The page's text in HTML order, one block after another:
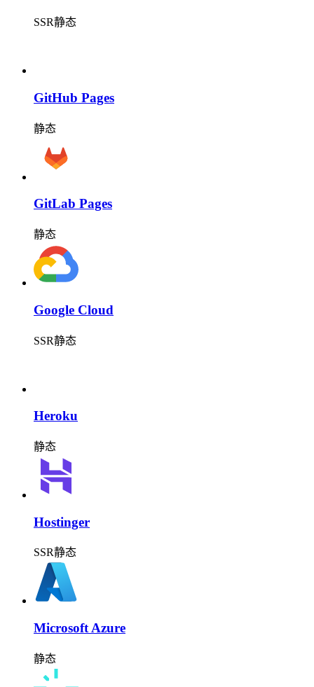
SSR静态
GitHub Pages
静态
GitLab Pages
静态
Google Cloud
SSR静态
Heroku
静态
Hostinger
SSR静态
Microsoft Azure
静态